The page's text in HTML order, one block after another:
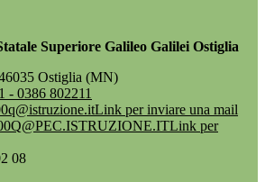
Superiore Galileo Galilei Ostiglia
Ostiglia (MN)
- 0386 802211
Link per inviare una mail
Link per
08